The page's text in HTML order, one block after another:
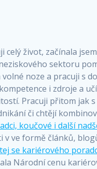
život, začínala
sektoru
noze a pracuji s
i zdroje a
Pracuji přitom jak
či chtějí
koučové i další
ve formě článků,
se kariérového
Národní cenu